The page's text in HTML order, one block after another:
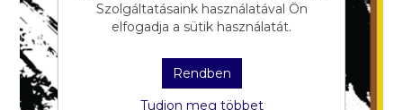
Szolgáltatásaink használatával Ön
elfogadja a sütik használatát.
Rendben
Tudjon meg többet